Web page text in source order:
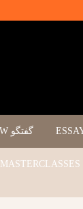
گفتگو INTERVIEW